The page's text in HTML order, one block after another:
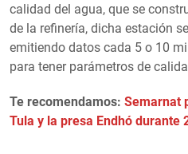
calidad del agua, que se
de la refinería, dicha estación
emitiendo datos cada 5 o 10
para tener parámetros de
Te recomendamos: Semarnat
Tula y la presa Endhó durante